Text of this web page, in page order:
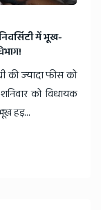
में भूख-
की ज्यादा फीस को
को विधायक
हड़...